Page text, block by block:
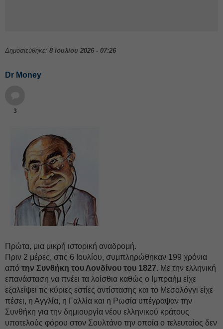
Δημοσιεύθηκε: 8 Ιουλίου 2026 - 07:26
Dr Money
3
Πρώτα, μια μικρή ιστορική αναδρομή.
Πριν 2 μέρες, στις 6 Ιουλίου, συμπληρώθηκαν 199 χρόνια
από την Συνθήκη του Λονδίνου του 1827. Με την ελληνική
επανάσταση να πνέει τα λοίσθια καθώς ο Ιμπραήμ είχε
εξαλείψει τις κύριες εστίες αντίστασης και το Μεσολόγγι είχε
πέσει, η Αγγλία, η Γαλλία και η Ρωσία υπέγραψαν την
Συνθήκη για την δημιουργία νέου ελληνικού κράτους
υποτελούς φόρου στον Σουλτάνο την οποία ο τελευταίος δεν